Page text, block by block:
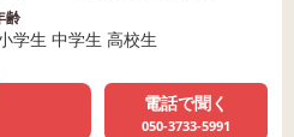
齢
学生 中学生 高校生
電話で聞く
050-3733-5991